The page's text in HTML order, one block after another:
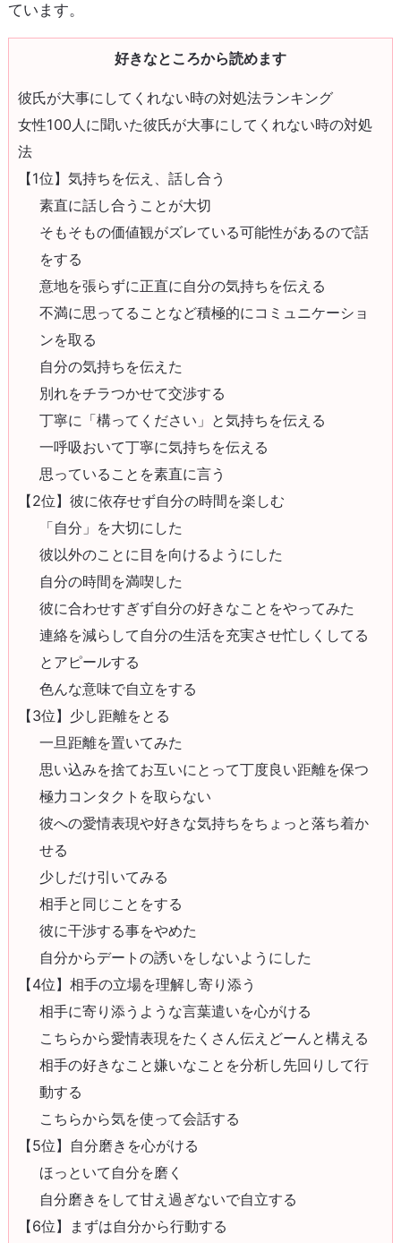
ています。
好きなところから読めます
彼氏が大事にしてくれない時の対処法ランキング
女性100人に聞いた彼氏が大事にしてくれない時の対処
法
【1位】気持ちを伝え、話し合う
素直に話し合うことが大切
そもそもの価値観がズレている可能性があるので話
をする
意地を張らずに正直に自分の気持ちを伝える
不満に思ってることなど積極的にコミュニケーショ
ンを取る
自分の気持ちを伝えた
別れをチラつかせて交渉する
丁寧に「構ってください」と気持ちを伝える
一呼吸おいて丁寧に気持ちを伝える
思っていることを素直に言う
【2位】彼に依存せず自分の時間を楽しむ
「自分」を大切にした
彼以外のことに目を向けるようにした
自分の時間を満喫した
彼に合わせすぎず自分の好きなことをやってみた
連絡を減らして自分の生活を充実させ忙しくしてる
とアピールする
色んな意味で自立をする
【3位】少し距離をとる
一旦距離を置いてみた
思い込みを捨てお互いにとって丁度良い距離を保つ
極力コンタクトを取らない
彼への愛情表現や好きな気持ちをちょっと落ち着か
せる
少しだけ引いてみる
相手と同じことをする
彼に干渉する事をやめた
自分からデートの誘いをしないようにした
【4位】相手の立場を理解し寄り添う
相手に寄り添うような言葉遣いを心がける
こちらから愛情表現をたくさん伝えどーんと構える
相手の好きなこと嫌いなことを分析し先回りして行
動する
こちらから気を使って会話する
【5位】自分磨きを心がける
ほっといて自分を磨く
自分磨きをして甘え過ぎないで自立する
【6位】まずは自分から行動する